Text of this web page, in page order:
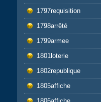
1797requisition
1798arrêté
1799armee
1801loterie
1802republique
1805affiche